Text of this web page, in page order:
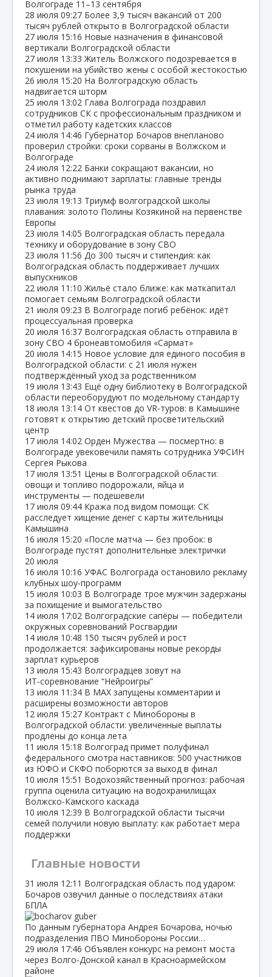
Волгограде 11–13 сентября
28 июля 09:27 Более 3,9 тысяч вакансий от 200
тысяч рублей открыто в Волгоградской области
27 июля 15:16 Новые назначения в финансовой
вертикали Волгоградской области
27 июля 13:33 Житель Волжского подозревается в
покушении на убийство жены с особой жестокостью
26 июля 15:20 На Волгоградскую область
надвигается шторм
25 июля 13:02 Глава Волгограда поздравил
сотрудников СК с профессиональным праздником и
отметил работу кадетских классов
24 июля 14:46 Губернатор Бочаров внепланово
проверил стройки: сроки сорваны в Волжском и
Волгограде
24 июля 12:22 Банки сокращают вакансии, но
активно поднимают зарплаты: главные тренды
рынка труда
23 июля 19:13 Триумф волгоградской школы
плавания: золото Полины Козякиной на первенстве
Европы
23 июля 14:05 Волгоградская область передала
технику и оборудование в зону СВО
23 июля 11:56 До 300 тысяч и стипендия: как
Волгоградская область поддерживает лучших
выпускников
22 июля 11:10 Жильё стало ближе: как маткапитал
помогает семьям Волгоградской области
21 июля 09:23 В Волгограде погиб ребёнок: идёт
процессуальная проверка
20 июля 16:37 Волгоградская область отправила в
зону СВО 4 бронеавтомобиля «Сармат»
20 июля 14:15 Новое условие для единого пособия в
Волгоградской области: с 21 июля нужен
подтверждённый уход за родственником
19 июля 13:43 Ещё одну библиотеку в Волгоградской
области переоборудуют по модельному стандарту
18 июля 13:14 От квестов до VR‑туров: в Камышине
готовят к открытию детский просветительский
центр
17 июля 14:02 Орден Мужества — посмертно: в
Волгограде увековечили память сотрудника УФСИН
Сергея Рыкова
17 июля 13:51 Цены в Волгоградской области:
овощи и топливо подорожали, яйца и
инструменты — подешевели
17 июля 09:44 Кража под видом помощи: СК
расследует хищение денег с карты жительницы
Камышина
16 июля 15:20 «После матча — без пробок: в
Волгограде пустят дополнительные электрички
20 июля
16 июля 10:16 УФАС Волгограда остановило рекламу
клубных шоу‑программ
15 июля 10:03 В Волгограде трое мужчин задержаны
за похищение и вымогательство
14 июля 17:02 Волгоградские сапёры — победители
окружных соревнований Росгвардии
14 июля 10:48 150 тысяч рублей и рост
продолжается: зафиксированы новые рекорды
зарплат курьеров
13 июля 15:43 Волгоградцев зовут на
ИТ‑соревнование “Нейроигры”
13 июля 11:34 В МАХ запущены комментарии и
расширены возможности авторов
12 июля 15:27 Контракт с Минобороны в
Волгоградской области: увеличенные выплаты
продлены до конца лета
11 июля 15:18 Волгоград примет полуфинал
федерального смотра наставников: 500 участников
из ЮФО и СКФО поборются за выход в финал
10 июля 15:51 Водохозяйственный прогноз: рабочая
группа оценила ситуацию на водохранилищах
Волжско‑Камского каскада
10 июля 12:39 В Волгоградской области тысячи
семей получили новую выплату: как работает мера
поддержки
Главные новости
31 июля 12:11 Волгоградская область под ударом:
Бочаров озвучил данные о последствиях атаки
БПЛА
По данным губернатора Андрея Бочарова, ночью
подразделения ПВО Минобороны России…
29 июля 17:46 Объявлен конкурс на ремонт моста
через Волго‑Донской канал в Красноармейском
районе